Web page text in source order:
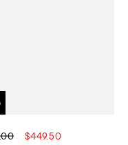
$449.50